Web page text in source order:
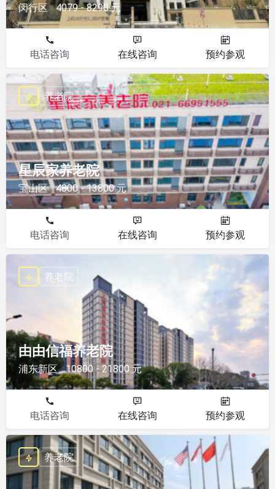
闵行区 4079 - 8290 元
电话咨询 在线咨询 预约参观
星辰家养老院
宝山区 4800 - 13800 元
养老院
电话咨询 在线咨询 预约参观
由由信福养老院
浦东新区 10800 - 21800 元
养老院
电话咨询 在线咨询 预约参观
养老院